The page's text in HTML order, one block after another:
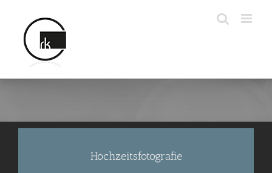
springen
Hochzeitsfotografie